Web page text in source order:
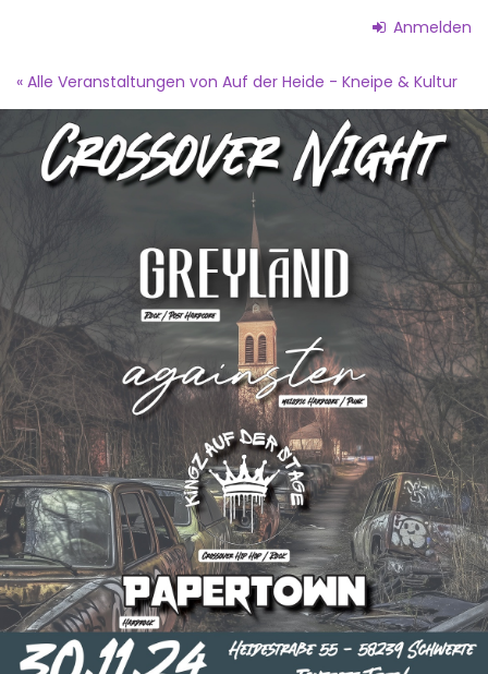
springen
Anmelden
« Alle Veranstaltungen von Auf der Heide - Kneipe & Kultur